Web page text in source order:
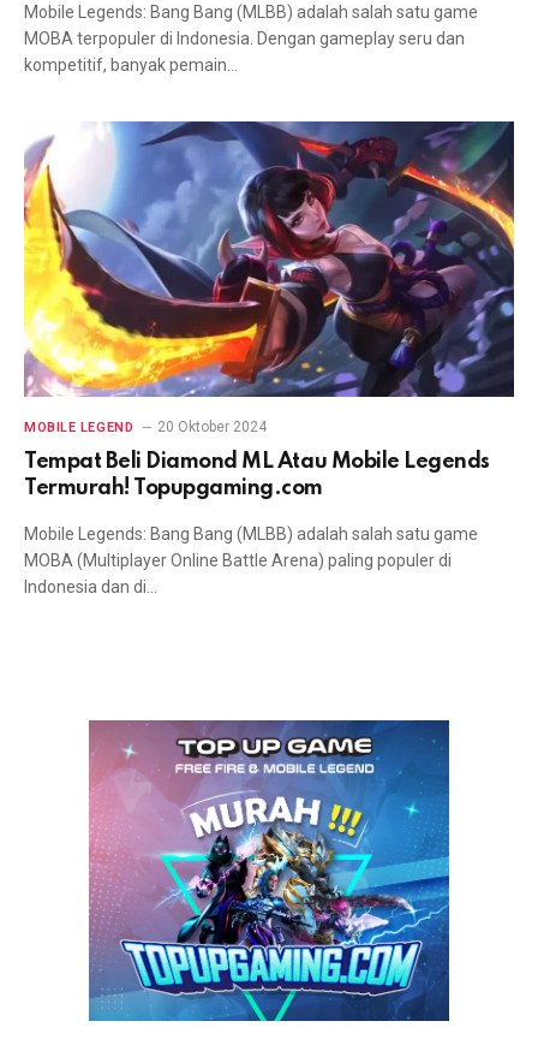
Mobile Legends: Bang Bang (MLBB) adalah salah satu game
MOBA terpopuler di Indonesia. Dengan gameplay seru dan
kompetitif, banyak pemain…
MOBILE LEGEND 20 Oktober 2024
Tempat Beli Diamond ML Atau Mobile Legends
Termurah! Topupgaming.com
Mobile Legends: Bang Bang (MLBB) adalah salah satu game
MOBA (Multiplayer Online Battle Arena) paling populer di
Indonesia dan di…